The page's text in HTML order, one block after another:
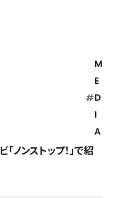
#
M
E
D
I
A
ノンストップ！」で紹